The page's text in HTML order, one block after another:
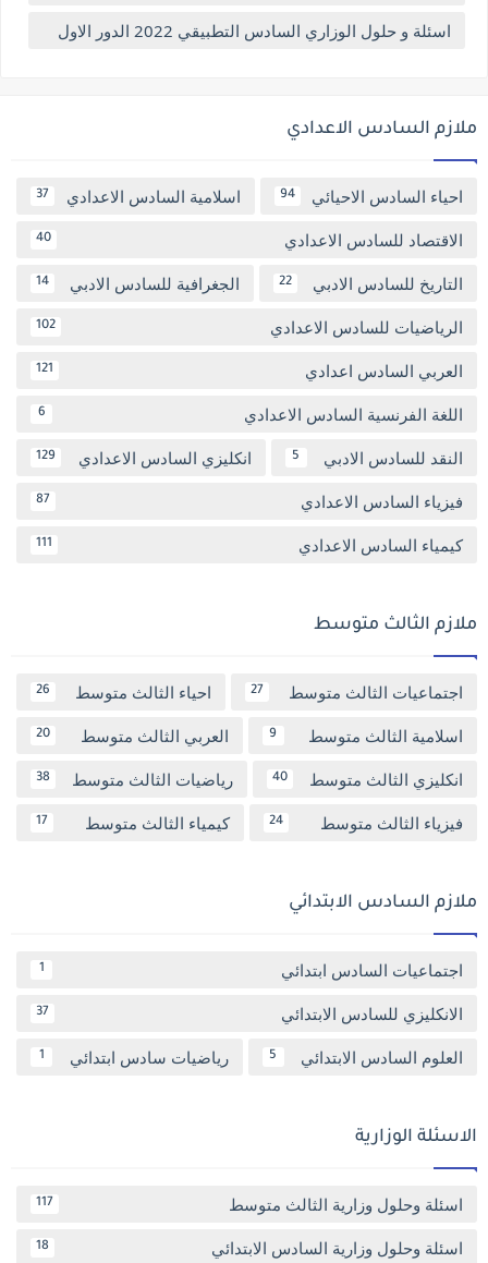
اسئلة و حلول الوزاري السادس التطبيقي 2022 الدور الاول
ملازم السادس الاعدادي
احياء السادس الاحيائي 94 اسلامية السادس الاعدادي 37
الاقتصاد للسادس الاعدادي 40
التاريخ للسادس الادبي 22 الجغرافية للسادس الادبي 14
الرياضيات للسادس الاعدادي 102
العربي السادس اعدادي 121
اللغة الفرنسية السادس الاعدادي 6
النقد للسادس الادبي 5 انكليزي السادس الاعدادي 129
فيزياء السادس الاعدادي 87
كيمياء السادس الاعدادي 111
ملازم الثالث متوسط
اجتماعيات الثالث متوسط 27 احياء الثالث متوسط 26
اسلامية الثالث متوسط 9 العربي الثالث متوسط 20
انكليزي الثالث متوسط 40 رياضيات الثالث متوسط 38
فيزياء الثالث متوسط 24 كيمياء الثالث متوسط 17
ملازم السادس الابتدائي
اجتماعيات السادس ابتدائي 1
الانكليزي للسادس الابتدائي 37
العلوم السادس الابتدائي 5 رياضيات سادس ابتدائي 1
الاسئلة الوزارية
اسئلة وحلول وزارية الثالث متوسط 117
اسئلة وحلول وزارية السادس الابتدائي 18